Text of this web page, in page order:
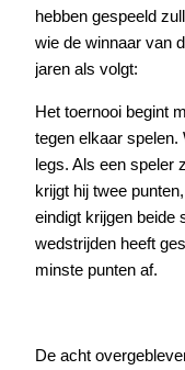
hebben gespeeld
wie de winnaar van
jaren als volgt:
Het toernooi begint
tegen elkaar spelen.
legs. Als een speler
krijgt hij twee
eindigt krijgen beide
wedstrijden heeft
minste punten af.
De acht